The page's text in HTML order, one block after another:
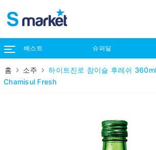
베스트 슈퍼딜
홈 소주
하이트진로 참이슬 후레쉬
Chamisul Fresh